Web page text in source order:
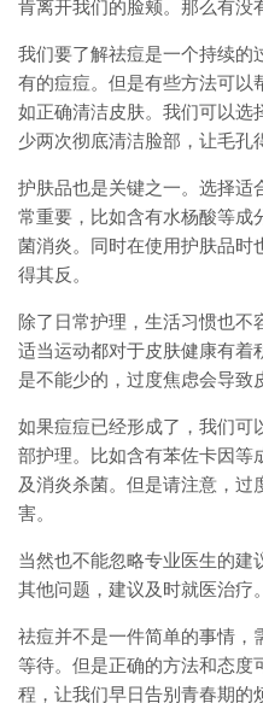
肯离开我们的脸颊。那么有没
我们要了解祛痘是一个持续的
有的痘痘。但是有些方法可以
如正确清洁皮肤。我们可以选
少两次彻底清洁脸部，让毛孔
护肤品也是关键之一。选择适
常重要，比如含有水杨酸等成
菌消炎。同时在使用护肤品时
得其反。
除了日常护理，生活习惯也不
适当运动都对于皮肤健康有着
是不能少的，过度焦虑会导致
如果痘痘已经形成了，我们可
部护理。比如含有苯佐卡因等
及消炎杀菌。但是请注意，过
害。
当然也不能忽略专业医生的建
其他问题，建议及时就医治疗。
祛痘并不是一件简单的事情，
等待。但是正确的方法和态度
程，让我们早日告别青春期的